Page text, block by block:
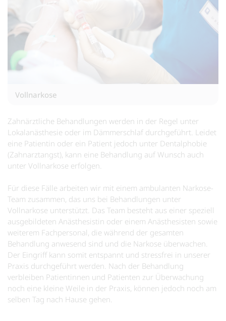
Vollnarkose
Zahnärztliche Behandlungen werden in der Regel unter
Lokalanästhesie oder im Dämmerschlaf durchgeführt. Leidet
eine Patientin oder ein Patient jedoch unter Dentalphobie
(Zahnarztangst), kann eine Behandlung auf Wunsch auch
unter Vollnarkose erfolgen.
Für diese Fälle arbeiten wir mit einem ambulanten Narkose-
Team zusammen, das uns bei Behandlungen unter
Vollnarkose unterstützt. Das Team besteht aus einer speziell
ausgebildeten Anästhesistin oder einem Anästhesisten sowie
weiterem Fachpersonal, die während der gesamten
Behandlung anwesend sind und die Narkose überwachen.
Der Eingriff kann somit entspannt und stressfrei in unserer
Praxis durchgeführt werden. Nach der Behandlung
verbleiben Patientinnen und Patienten zur Überwachung
noch eine kleine Weile in der Praxis, können jedoch noch am
selben Tag nach Hause gehen.